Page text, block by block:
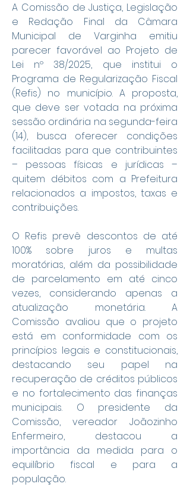
A Comissão de Justiça, Legislação
e Redação Final da Câmara
Municipal de Varginha emitiu
parecer favorável ao Projeto de
Lei nº 38/2025, que institui o
Programa de Regularização Fiscal
(Refis) no município. A proposta,
que deve ser votada na próxima
sessão ordinária na segunda-feira
(14), busca oferecer condições
facilitadas para que contribuintes
– pessoas físicas e jurídicas –
quitem débitos com a Prefeitura
relacionados a impostos, taxas e
contribuições.
O Refis prevê descontos de até
100% sobre juros e multas
moratórias, além da possibilidade
de parcelamento em até cinco
vezes, considerando apenas a
atualização monetária. A
Comissão avaliou que o projeto
está em conformidade com os
princípios legais e constitucionais,
destacando seu papel na
recuperação de créditos públicos
e no fortalecimento das finanças
municipais. O presidente da
Comissão, vereador Joãozinho
Enfermeiro, destacou a
importância da medida para o
equilíbrio fiscal e para a
população.